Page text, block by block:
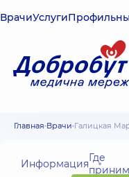
ВрачиУслуги
Главная Врачи Галицкая
ИнформацияГде